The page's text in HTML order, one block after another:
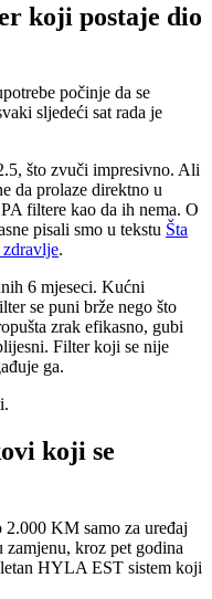
koji postaje dio
počinje da se
sljedeći sat rada je
što zvuči impresivno. Ali
da prolaze direktno u
filtere kao da ih nema. O
pisali smo u tekstu Šta
zdravlje.
6 mjeseci. Kućni
se puni brže nego što
zrak efikasno, gubi
Filter koji se nije
ga.
koji se
2.000 KM samo za uređaj
kroz pet godina
HYLA EST sistem koji